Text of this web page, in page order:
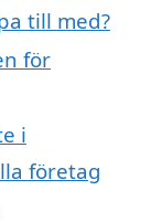
till med?
för
i
företag